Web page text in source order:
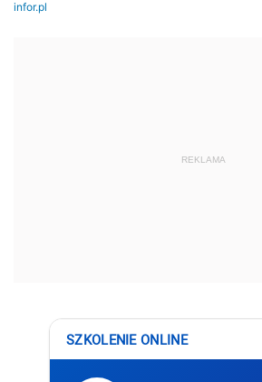
REKLAMA
SZKOLENIE ONLINE